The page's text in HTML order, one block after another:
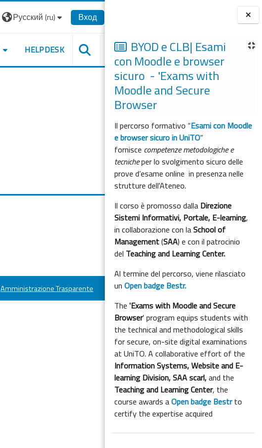
Блоки
BYOD e CLB| Esami
con Moodle e browser
sicuro - 'Exams with
Moodle and Secure
Browser
Il percorso formativo “Esami con Moodle
e browser sicuro in UniTO”
fornisce competenze metodologiche e
tecnicheper lo svolgimento sicuro delle
prove d’esame online in presenza nelle
strutture dell'Ateneo.
Il corso è promosso dalla Direzione
Sistemi Informativi, Portale, E-learning,
in collaborazione con laSchool of
Management(SAA) e con il patrocinio
del Teaching and Learning Center.
Al termine del percorso, viene rilasciato
unOpen badge Bestr.
The'Exams with Moodle and Secure
Browser' program equips students with
the technical and methodological skills
for secure, on-site digital examinations
at UniTO. A collaborative effort of the
Information Systems, Website and E-
learning Division,SAA scarl,and the
Teaching and Learning Center, the
course awards aOpen badge Bestrto
certify the expertise acquired
Русский ‎(ru)‎ Вход
HELPDESK
Amministrazione Trasparente